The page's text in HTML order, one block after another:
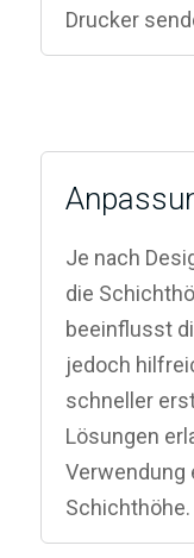
Drucker
Je nach
die
beeinflusst
jedoch
schneller
Lösungen
Verwendung
Schichthöhe.